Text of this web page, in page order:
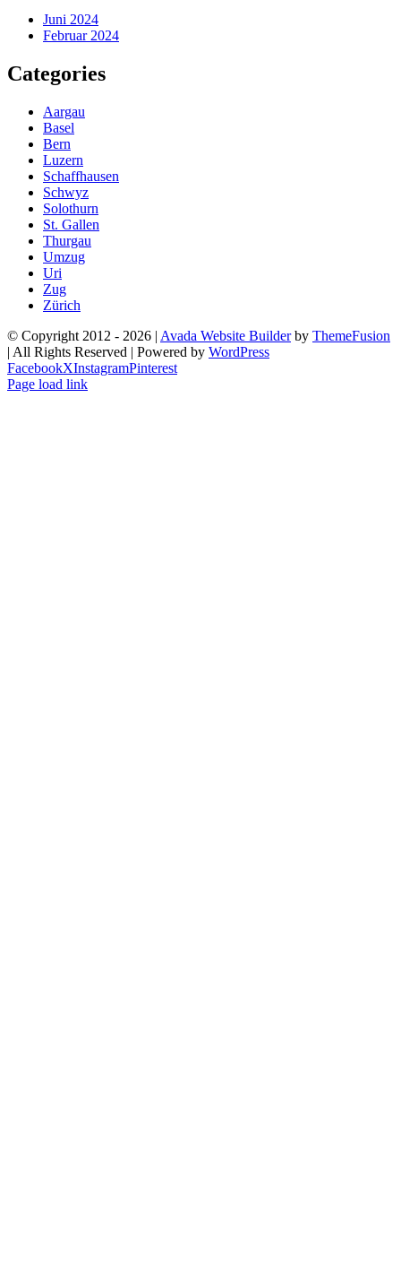
Juni 2024
Februar 2024
Categories
Aargau
Basel
Bern
Luzern
Schaffhausen
Schwyz
Solothurn
St. Gallen
Thurgau
Umzug
Uri
Zug
Zürich
© Copyright 2012 - 2026 | Avada Website Builderby ThemeFusion
| All Rights Reserved | Powered by WordPress
FacebookXInstagramPinterest
Page load link